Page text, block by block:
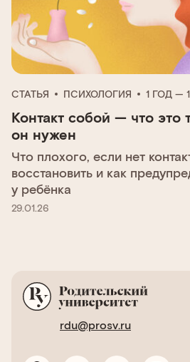
СТАТЬЯ ПСИХОЛОГИЯ 1 ГОД —
Контакт собой — что это
он нужен
Что плохого, если нет
восстановить и как
у ребёнка
29.01.26
rdu@prosv.ru